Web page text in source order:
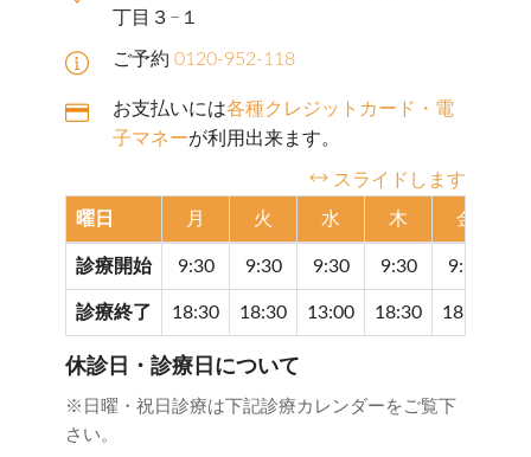
丁目３−１
ご予約 0120-952-118
お支払いには各種クレジットカード・電
子マネーが利用出来ます。
スライドします
曜日 月 火 水 木 金
診療開始 9:30 9:30 9:30 9:30 9:30
診療終了 18:30 18:30 13:00 18:30 18:30
休診日・診療日について
※日曜・祝日診療は下記診療カレンダーをご覧下
さい。